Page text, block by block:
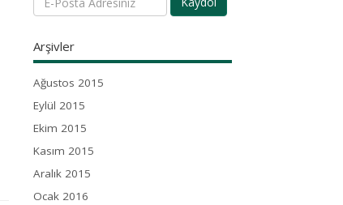
Arşivler
Ağustos 2015
Eylül 2015
Ekim 2015
Kasım 2015
Aralık 2015
Ocak 2016